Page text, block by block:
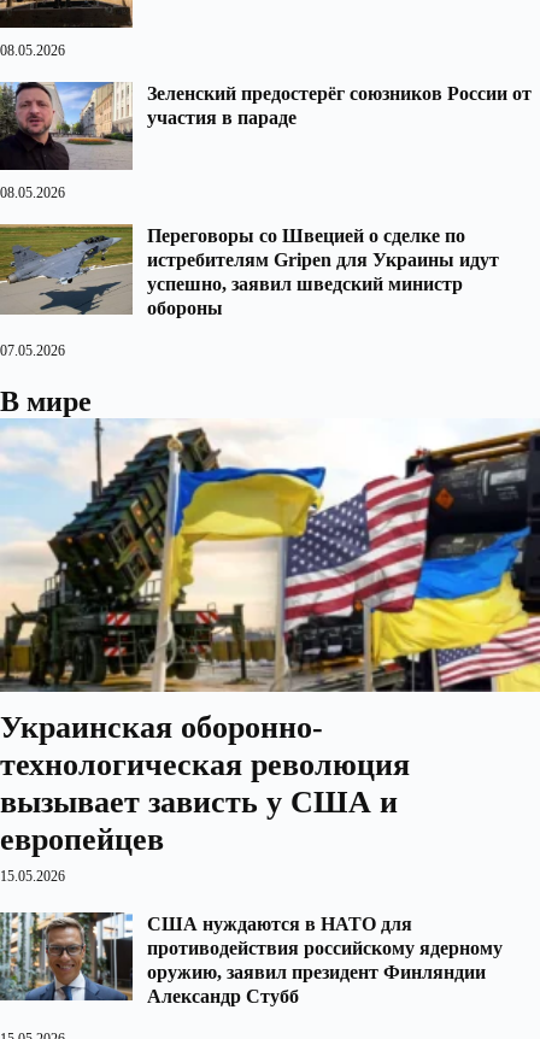
08.05.2026
Зеленский предостерёг союзников России от
участия в параде
08.05.2026
Переговоры со Швецией о сделке по
истребителям Gripen для Украины идут
успешно, заявил шведский министр
обороны
07.05.2026
В мире
Украинская оборонно-
технологическая революция
вызывает зависть у США и
европейцев
15.05.2026
США нуждаются в НАТО для
противодействия российскому ядерному
оружию, заявил президент Финляндии
Александр Стубб